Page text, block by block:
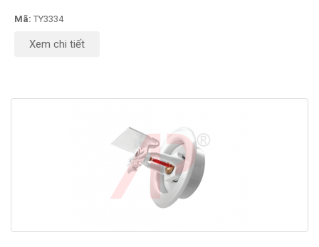
Mã: TY3334
Xem chi tiết